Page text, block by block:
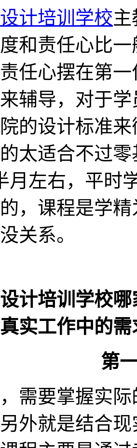
计培训学校
和责任心比
任心摆在第
辅导，对于
的设计标准
太适合不过
月左右，平时
，课程是学
关系。
计培训学校
实工作中的
第
需要掌握实
外就是结合